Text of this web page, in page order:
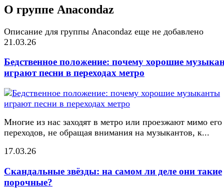
О группе Anacondaz
Описание для группы Anacondaz еще не добавлено
21.03.26
Бедственное положение: почему хорошие
играют песни в переходах метро
Многие из нас заходят в метро или проезжают мимо его
переходов, не обращая внимания на музыкантов, к...
17.03.26
Скандальные звёзды: на самом ли деле они такие
порочные?